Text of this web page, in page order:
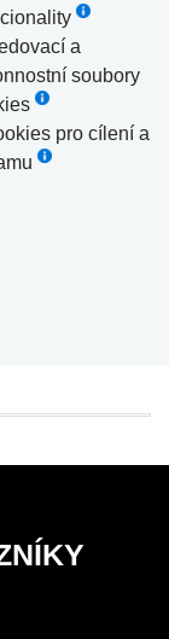
a
soubory
pro cílení a